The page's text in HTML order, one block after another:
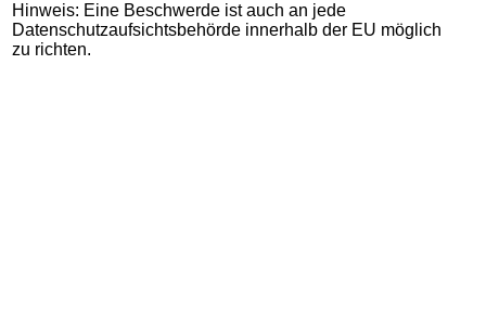
Hinweis: Eine Beschwerde ist auch an jede
Datenschutzaufsichtsbehörde innerhalb der EU möglich
zu richten.